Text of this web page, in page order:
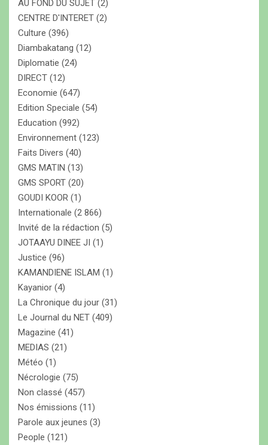
AU FOND DU SUJET
(2)
CENTRE D'INTERET (2)
Culture (396)
Diambakatang (12)
Diplomatie (24)
DIRECT (12)
Economie (647)
Edition Speciale (54)
Education (992)
Environnement (123)
Faits Divers (40)
GMS MATIN (13)
GMS SPORT (20)
GOUDI KOOR (1)
Internationale (2 866)
Invité de la rédaction (5)
JOTAAYU DINEE JI (1)
Justice (96)
KAMANDIENE ISLAM (1)
Kayanior (4)
La Chronique du jour (31)
Le Journal du NET (409)
Magazine (41)
MEDIAS (21)
Météo (1)
Nécrologie (75)
Non classé (457)
Nos émissions (11)
Parole aux jeunes (3)
People (121)